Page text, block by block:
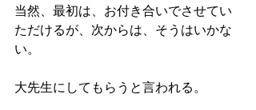
当然、最初は、お付き合いでさせてい
ただけるが、次からは、そうはいかな
い。
大先生にしてもらうと言われる。